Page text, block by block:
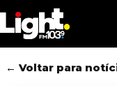
to
main
content
← Voltar para